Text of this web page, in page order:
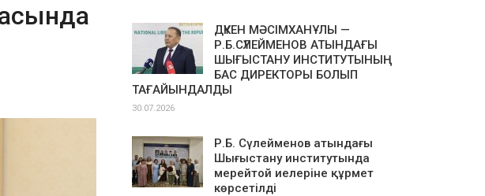
ДҮКЕН МӘСІМХАНҰЛЫ —
Р.Б.СҮЛЕЙМЕНОВ АТЫНДАҒЫ
ШЫҒЫСТАНУ ИНСТИТУТЫНЫҢ
БАС ДИРЕКТОРЫ БОЛЫП
ТАҒАЙЫНДАЛДЫ
30.07.2026
Р.Б. Сүлейменов атындағы
Шығыстану институтында
мерейтой иелеріне құрмет
көрсетілді